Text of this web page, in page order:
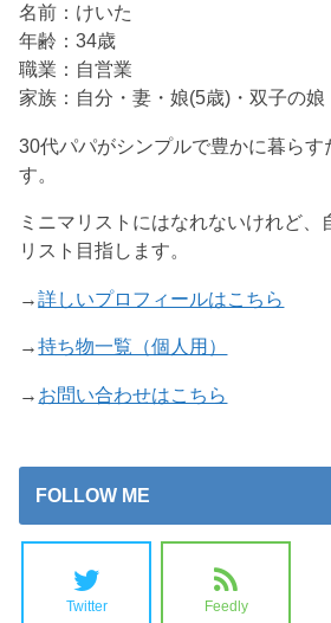
名前：けいた
年齢：34歳
職業：自営業
家族：自分・妻・娘(5歳)・双子の娘
30代パパがシンプルで豊かに暮らす
す。
ミニマリストにはなれないけれど、
リスト目指します。
→詳しいプロフィールはこちら
→持ち物一覧（個人用）
→ お問い合わせはこちら
FOLLOW ME
Twitter Feedly